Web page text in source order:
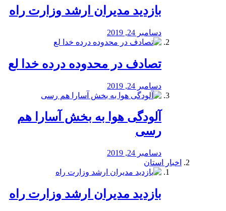
بازدید مدیران ارشد وزارت راه
دسامبر 24, 2019
تصادف در محدوده درده خدا لع
دسامبر 24, 2019
آلودگی هوا به بخش آسارا هم
رسی
دسامبر 24, 2019
اخبار استان
بازدید مدیران ارشد وزارت راه